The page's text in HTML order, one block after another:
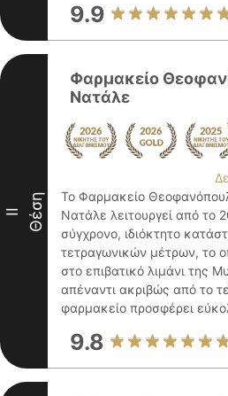
9.9
II Θέση
Φαρμακείο
Νατάλε
Το Φαρμακείο
Νατάλε λειτουργεί από το
σύγχρονο, ιδιόκτητο
τετραγωνικών μέτρων, το
στο επιβατικό λιμάνι της
απέναντι ακριβώς από το
φαρμακείο προσφέρει
9.8